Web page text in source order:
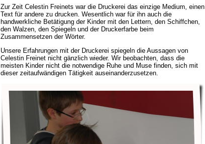
Zur Zeit Celestin Freinets war die Druckerei das einzige Medium, einen
Text für andere zu drucken. Wesentlich war für ihn auch die
handwerkliche Betätigung der Kinder mit den Lettern, den Schiffchen,
den Walzen, den Spiegeln und der Druckerfarbe beim
Zusammensetzen der Wörter.
Unsere Erfahrungen mit der Druckerei spiegeln die Aussagen von
Celestin Freinet nicht gänzlich wieder. Wir beobachten, dass die
meisten Kinder nicht die notwendige Ruhe und Muse finden, sich mit
dieser zeitaufwändigen Tätigkeit auseinanderzusetzen.